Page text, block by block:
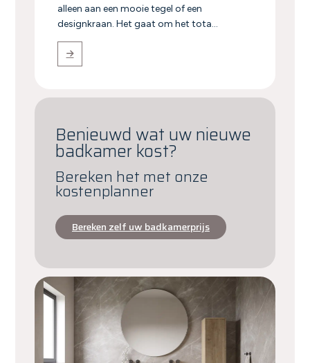
alleen aan een mooie tegel of een
designkraan. Het gaat om het tota...
Benieuwd wat uw nieuwe
badkamer kost?
Bereken het met onze
kostenplanner
Bereken zelf uw badkamerprijs